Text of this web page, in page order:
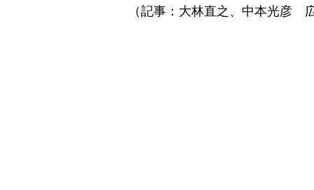
（記事：大林直之、中本光彦